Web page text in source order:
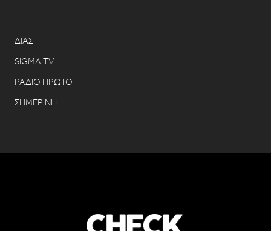
ΔΙΑΣ
SIGMA TV
ΡΑΔΙΟ ΠΡΩΤΟ
ΣΗΜΕΡΙΝΗ